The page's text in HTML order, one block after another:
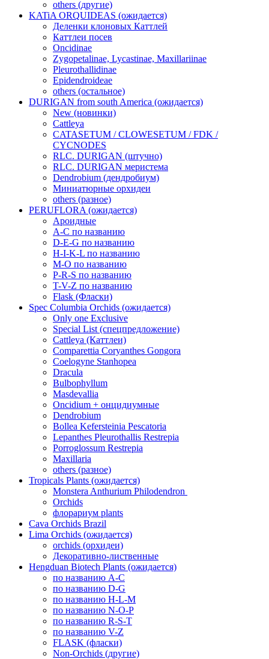
others (другие)
KATiA ORQUIDEAS (ожидается)
Деленки клоновых Каттлей
Каттлеи посев
Oncidinae
Zygopetalinae, Lycastinae, Maxillariinae
Pleurothallidinae
Epidendroideae
others (остальное)
DURIGAN from south America (ожидается)
New (новинки)
Cattleya
CATASETUM / CLOWESETUM / FDK /
CYCNODES
RLC. DURIGAN (штучно)
RLC. DURIGAN меристема
Dendrobium (дендробиум)
Миниатюрные орхидеи
others (разное)
PERUFLORA (ожидается)
Ароидные
A-C по названию
D-E-G по названию
H-I-K-L по названию
M-O по названию
P-R-S по названию
T-V-Z по названию
Flask (Фласки)
Spec Columbia Orchids (ожидается)
Only one Exclusive
Special List (спецпредложение)
Cattleya (Каттлеи)
Comparettia Coryanthes Gongora
Coelogyne Stanhopea
Dracula
Bulbophyllum
Masdevallia
Oncidium + онцидиумные
Dendrobium
Bollea Kefersteinia Pescatoria
Lepanthes Pleurothallis Restrepia
Porroglossum Restrepia
Maxillaria
others (разное)
Tropicals Plants (ожидается)
​​​​​​​Monstera Anthurium Philodendron
Orchids
флорариум plants
Cava Orchids Brazil
Lima Orchids (ожидается)
orchids (орхидеи)
Декоративно-лиственные
Hengduan Biotech Plants (ожидается)
по названию A-C
по названию D-G
по названию H-L-M
по названию N-O-P
по названию R-S-T
по названию V-Z
FLASK (фласки)
Non-Orchids (другие)